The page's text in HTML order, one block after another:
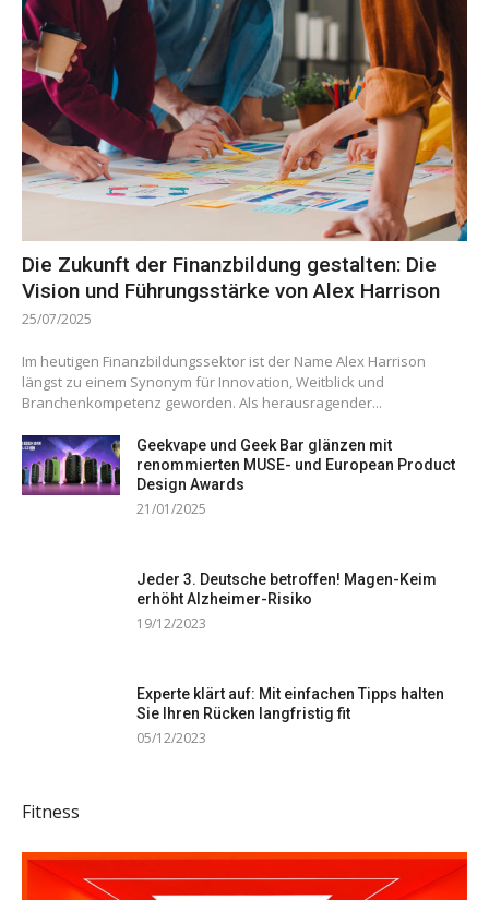
Die Zukunft der Finanzbildung gestalten: Die
Vision und Führungsstärke von Alex Harrison
25/07/2025
Im heutigen Finanzbildungssektor ist der Name Alex Harrison
längst zu einem Synonym für Innovation, Weitblick und
Branchenkompetenz geworden. Als herausragender...
Geekvape und Geek Bar glänzen mit
renommierten MUSE- und European Product
Design Awards
21/01/2025
Jeder 3. Deutsche betroffen! Magen-Keim
erhöht Alzheimer-Risiko
19/12/2023
Experte klärt auf: Mit einfachen Tipps halten
Sie Ihren Rücken langfristig fit
05/12/2023
Fitness